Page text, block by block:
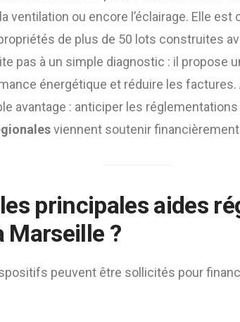
ventilation ou encore l’éclairage. Elle
de plus de 50 lots construites
pas à un simple diagnostic : il propose
énergétique et réduire les factures.
avantage : anticiper les
viennent soutenir
principales aides
Marseille ?
peuvent être sollicités pour